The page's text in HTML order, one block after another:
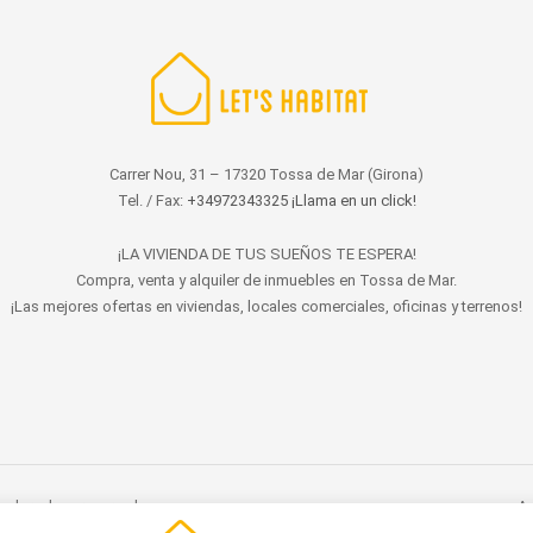
Carrer Nou, 31 – 17320 Tossa de Mar (Girona)
Tel. / Fax: +34972343325 ¡Llama en un click!
¡LA VIVIENDA DE TUS SUEÑOS TE ESPERA!
Compra, venta y alquiler de inmuebles en Tossa de Mar.
¡Las mejores ofertas en viviendas, locales comerciales, oficinas y terrenos!
derechos reservados.